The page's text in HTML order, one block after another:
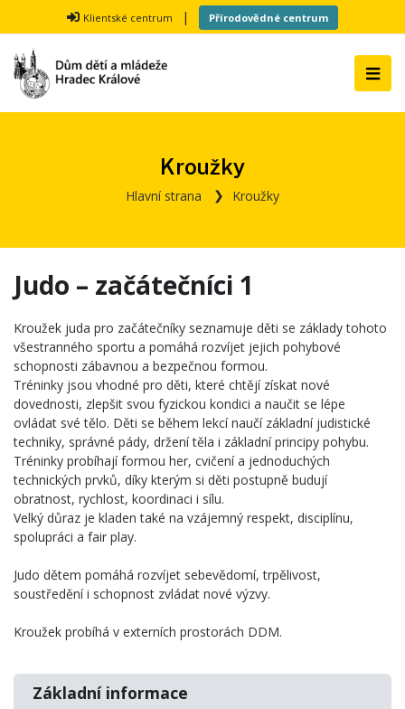
Klientské centrum | Přírodovědné centrum
Kroužky
Hlavní strana Kroužky
Judo – začátečníci 1
Kroužek juda pro začátečníky seznamuje děti se základy tohoto
všestranného sportu a pomáhá rozvíjet jejich pohybové
schopnosti zábavnou a bezpečnou formou.
Tréninky jsou vhodné pro děti, které chtějí získat nové
dovednosti, zlepšit svou fyzickou kondici a naučit se lépe
ovládat své tělo. Děti se během lekcí naučí základní judistické
techniky, správné pády, držení těla i základní principy pohybu.
Tréninky probíhají formou her, cvičení a jednoduchých
technických prvků, díky kterým si děti postupně budují
obratnost, rychlost, koordinaci i sílu.
Velký důraz je kladen také na vzájemný respekt, disciplínu,
spolupráci a fair play.
Judo dětem pomáhá rozvíjet sebevědomí, trpělivost,
soustředění i schopnost zvládat nové výzvy.
Kroužek probíhá v externích prostorách DDM.
Základní informace